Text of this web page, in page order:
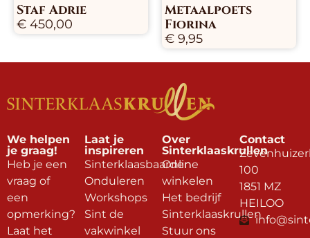
Staf Adrie
€ 450,00
Metaalpoets
Fiorina
€ 9,95
We helpen
je graag!
Heb je een
vraag of
een
opmerking?
Laat het
Laat je
inspireren
Sinterklaasbaarden
Onduleren
Workshops
Sint de
vakwinkel
Over
Sinterklaaskrullen
Online
winkelen
Het bedrijf
Sinterklaaskrullen
Stuur ons
Contact
100
1851 MZ
HEILOO